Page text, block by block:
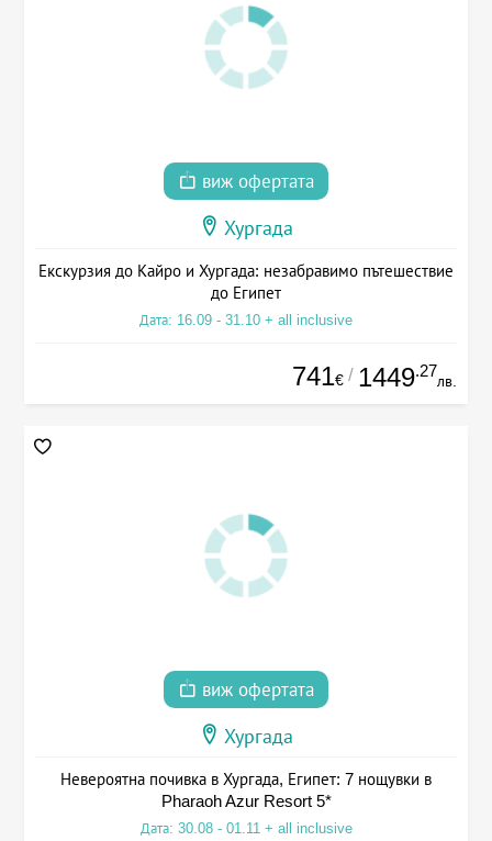
виж офертата
Хургада
Екскурзия до Кайро и Хургада: незабравимо пътешествие
до Египет
Дата: 16.09 - 31.10 + all inclusive
741€ / 1449.27
лв.
виж офертата
Хургада
Невероятна почивка в Хургада, Египет: 7 нощувки в
Pharaoh Azur Resort 5*
Дата: 30.08 - 01.11 + all inclusive